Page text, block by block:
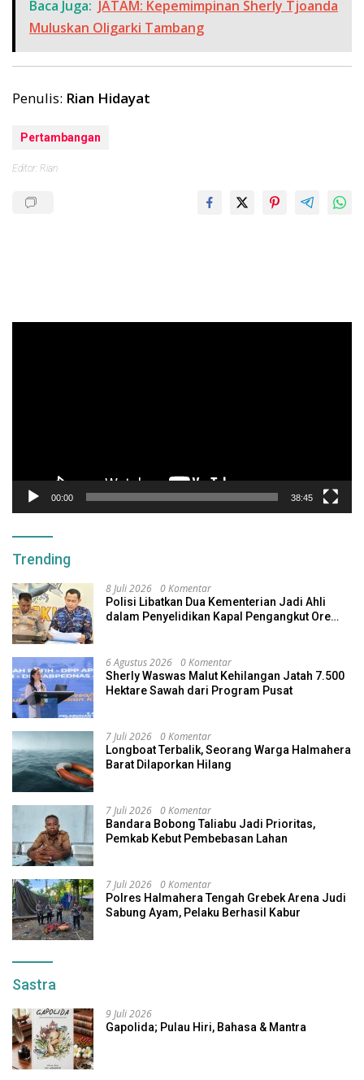
Baca Juga: JATAM: Kepemimpinan Sherly Tjoanda
Muluskan Oligarki Tambang
Penulis: Rian Hidayat
Pertambangan
Editor: Rian
00:00 38:45
Trending
8 Juli 2026 0 Komentar
Polisi Libatkan Dua Kementerian Jadi Ahli
dalam Penyelidikan Kapal Pengangkut Ore
6 Agustus 2026 0 Komentar
Sherly Waswas Malut Kehilangan Jatah 7.500
Hektare Sawah dari Program Pusat
7 Juli 2026 0 Komentar
Longboat Terbalik, Seorang Warga Halmahera
Barat Dilaporkan Hilang
7 Juli 2026 0 Komentar
Bandara Bobong Taliabu Jadi Prioritas,
Pemkab Kebut Pembebasan Lahan
7 Juli 2026 0 Komentar
Polres Halmahera Tengah Grebek Arena Judi
Sabung Ayam, Pelaku Berhasil Kabur
Sastra
9 Juli 2026
Gapolida; Pulau Hiri, Bahasa & Mantra